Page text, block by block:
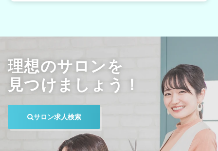
理想のサロンを
見つけましょう！
サロン求人検索